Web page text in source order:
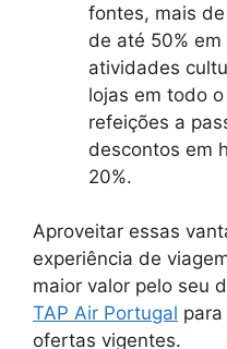
fontes, mais
de até 50%
atividades
lojas em todo
refeições a
descontos em
20%.
Aproveitar essas
experiência de
maior valor pelo seu
TAP Air Portugal
ofertas vigentes.